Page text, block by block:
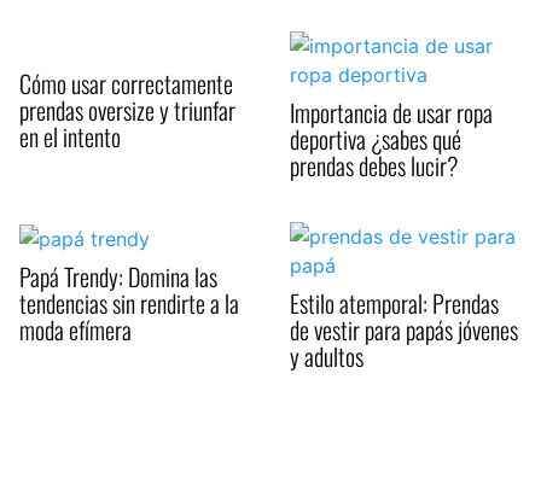
Cómo usar correctamente
prendas oversize y triunfar
en el intento
Importancia de usar ropa
deportiva ¿sabes qué
prendas debes lucir?
Papá Trendy: Domina las
tendencias sin rendirte a la
moda efímera
Estilo atemporal: Prendas
de vestir para papás jóvenes
y adultos